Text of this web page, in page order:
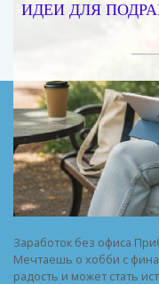
ИДЕИ ДЛЯ
Заработок без офиса
Мечтаешь о хобби с
радость и может стать